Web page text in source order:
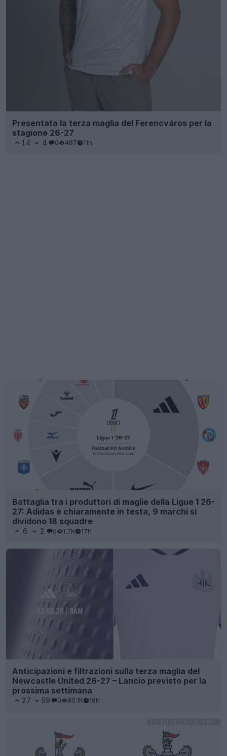
Presentata la terza maglia del Ferencváros per la
stagione 26-27
14 4 0 487 11h
Battaglia tra i produttori di maglie della Ligue 1 26-
27: Adidas è chiaramente in testa, 9 marchi si
dividono 18 squadre
6 2 0 1.7K 17h
Anticipazioni e filtrazioni sulla terza maglia del
Newcastle United 26-27 – Lancio previsto per la
prossima settimana
27 59 0 80.1K 18h